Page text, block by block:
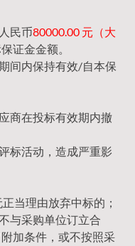
民币80000.00 元（大
证金金额。
间内保持有效/自本保
商在投标有效期内撤
标活动，造成严重影
当理由放弃中标的；
与采购单位订立合
加条件，或不按照采